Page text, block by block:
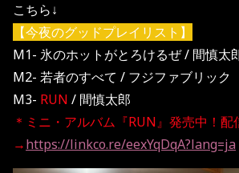
こちら↓
【今夜のグッドプレイリスト】
M1- 氷のホットがとろけるぜ / 間慎
M2- 若者のすべて / フジファブリック
M3- RUN / 間慎太郎
＊ミニ・アルバム『RUN』発売中！配
→https://linkco.re/eexYqDqA?lang=ja